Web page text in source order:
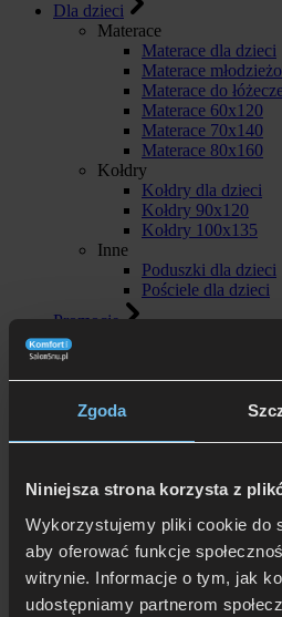
Zgoda
Niniejsza strona korzysta z
Wykorzystujemy pliki cookie do
aby oferować funkcje
witrynie. Informacje o tym, jak
udostępniamy partnerom
Dla dzieci
Materace
Materace dla dzieci
Materace
Materace do
Materace 60x120
Materace 70x140
Materace 80x160
Kołdry
Kołdry dla dzieci
Kołdry 90x120
Kołdry 100x135
Inne
Poduszki dla dzieci
Pościele dla dzieci
Promocje
Łóżko z materacem
Produkty w promocji
Outlet
AMZ
Bed Design
Comforteo
Darymex
DeLuxe Edition by Hilding
Dorelan